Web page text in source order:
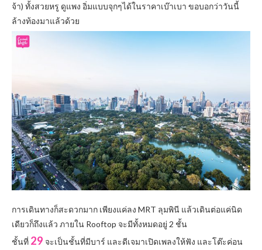
จ้า) ทั้งสวยหรู ดูแพง อิ่มแบบจุกๆได้ในราคาเบ๊าเบา ขอบอกว่าวันนี้
ล้างท้องมาแล้วด้วย
การเดินทางก็สะดวกมาก เพียงแค่ลง MRT ลุมพินี แล้วเดินต่อแค่นิด
เดียวก็ถึงแล้ว ภายใน Rooftop จะมีทั้งหมดอยู่ 2 ชั้น
ชั้นที่ 29 จะเป็นชั้นที่มีบาร์ และดีเจมาเปิดเพลงให้ฟัง และโต๊ะค่อน